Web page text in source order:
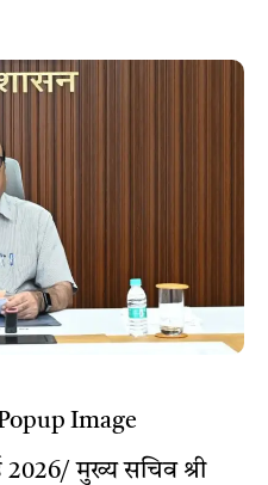
2026/ मुख्य सचिव श्री